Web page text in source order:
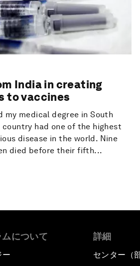
India in creating
to vaccines
my medical degree in South
country had one of the highest
disease in the world. Nine
died before their fifth...
について
ー
詳細
センター（